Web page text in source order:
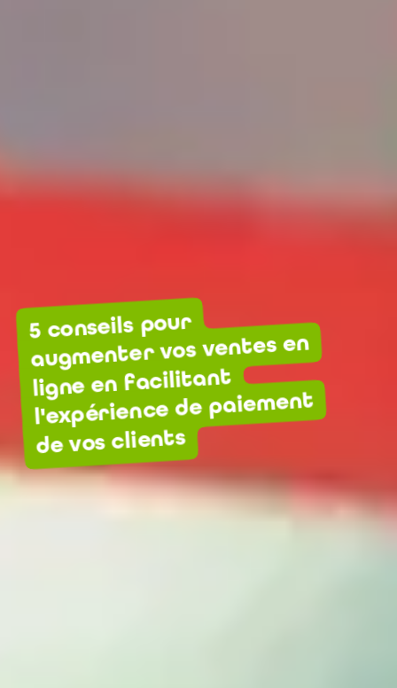
5 conseils pour
augmenter vos ventes en
ligne en facilitant
l'expérience de paiement
de vos clients